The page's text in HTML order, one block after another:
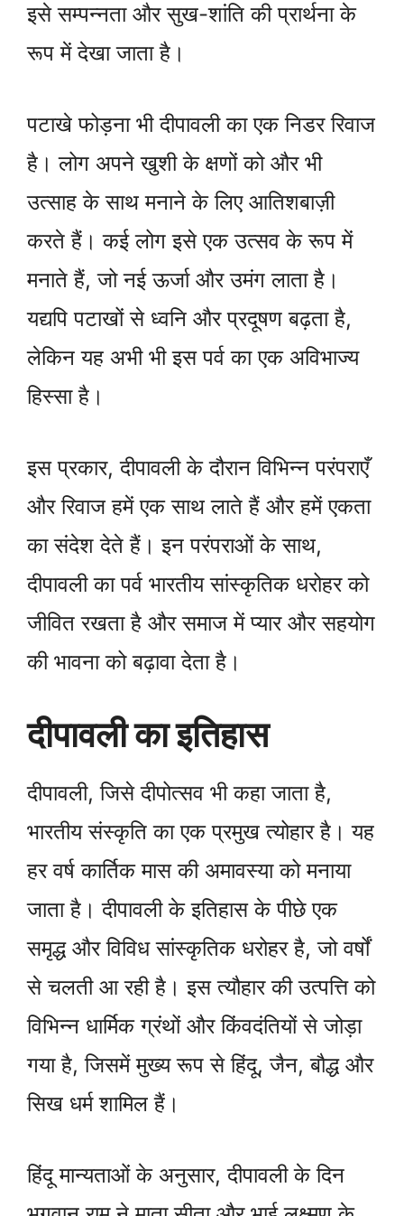
इसे सम्पन्नता और सुख-शांति की प्रार्थना के
रूप में देखा जाता है।
पटाखे फोड़ना भी दीपावली का एक निडर रिवाज
है। लोग अपने खुशी के क्षणों को और भी
उत्साह के साथ मनाने के लिए आतिशबाज़ी
करते हैं। कई लोग इसे एक उत्सव के रूप में
मनाते हैं, जो नई ऊर्जा और उमंग लाता है।
यद्यपि पटाखों से ध्वनि और प्रदूषण बढ़ता है,
लेकिन यह अभी भी इस पर्व का एक अविभाज्य
हिस्सा है।
इस प्रकार, दीपावली के दौरान विभिन्न परंपराएँ
और रिवाज हमें एक साथ लाते हैं और हमें एकता
का संदेश देते हैं। इन परंपराओं के साथ,
दीपावली का पर्व भारतीय सांस्कृतिक धरोहर को
जीवित रखता है और समाज में प्यार और सहयोग
की भावना को बढ़ावा देता है।
दीपावली का इतिहास
दीपावली, जिसे दीपोत्सव भी कहा जाता है,
भारतीय संस्कृति का एक प्रमुख त्योहार है। यह
हर वर्ष कार्तिक मास की अमावस्या को मनाया
जाता है। दीपावली के इतिहास के पीछे एक
समृद्ध और विविध सांस्कृतिक धरोहर है, जो वर्षों
से चलती आ रही है। इस त्यौहार की उत्पत्ति को
विभिन्न धार्मिक ग्रंथों और किंवदंतियों से जोड़ा
गया है, जिसमें मुख्य रूप से हिंदू, जैन, बौद्ध और
सिख धर्म शामिल हैं।
हिंदू मान्यताओं के अनुसार, दीपावली के दिन